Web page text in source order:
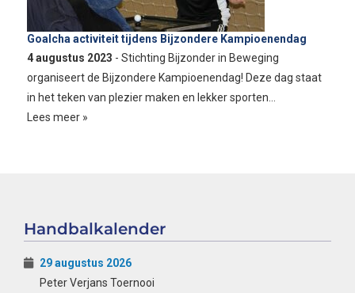
Goalcha activiteit tijdens Bijzondere Kampioenendag
4 augustus 2023 - Stichting Bijzonder in Beweging
organiseert de Bijzondere Kampioenendag! Deze dag staat
in het teken van plezier maken en lekker sporten…
Lees meer »
Handbalkalender
29 augustus 2026
Peter Verjans Toernooi